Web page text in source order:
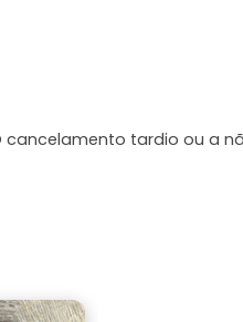
tardio ou a